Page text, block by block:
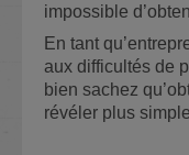
impossible
En tant
aux difficultés de
bien sachez
révéler plus